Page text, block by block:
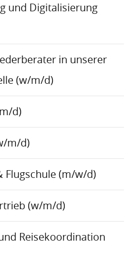
und Digitalisierung
in unserer
(w/m/d)
d)
m/d)
Flugschule (m/w/d)
(w/m/d)
Reisekoordination